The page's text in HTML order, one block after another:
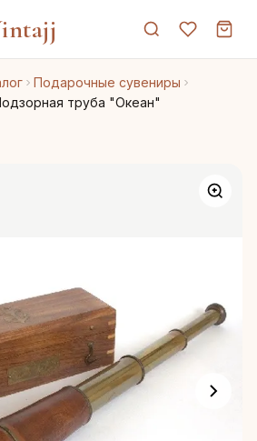
Подарочные сувениры
труба "Океан"